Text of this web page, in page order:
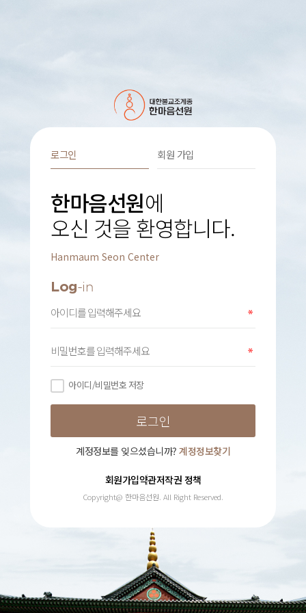
로그인 회원 가입
한마음선원에
오신 것을 환영합니다.
Hanmaum Seon Center
Log-in
아이디/비밀번호 저장
계정정보를 잊으셨습니까? 계정정보찾기
회원가입약관저작권 정책
Copyright@ 한마음선원. All Right Reserved.